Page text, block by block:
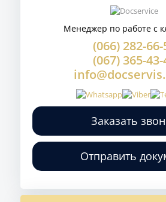
Менеджер по работе с
(066) 282-66-
(067) 365-43-
Заказать
Отправить